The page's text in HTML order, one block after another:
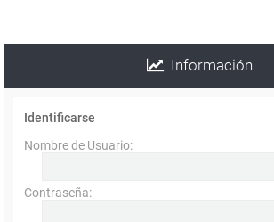
Información
Identificarse
Nombre de Usuario:
Contraseña: